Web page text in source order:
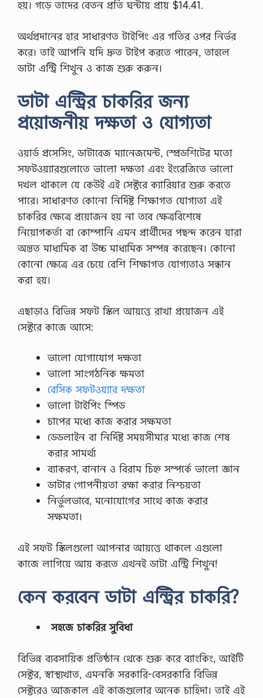
হয়। গড়ে তাদের বেতন প্রতি ঘন্টায় প্রায় $14.41.
অর্থপ্রদানের হার সাধারণত টাইপিং এর গতির ওপর নির্ভর
করে। তাই আপনি যদি দ্রুত টাইপ করতে পারেন, তাহলে
ডাটা এন্ট্রি শিখুন ও কাজ শুরু করুন।
ডাটা এন্ট্রির চাকরির জন্য
প্রয়োজনীয় দক্ষতা ও যোগ্যতা
ওয়ার্ড প্রসেসিং, ডাটাবেজ ম্যানেজমেন্ট, স্প্রেডশিটের মতো
সফটওয়্যারগুলোতে ভালো দক্ষতা এবং ইংরেজিতে ভালো
দখল থাকলে যে কেউই এই সেক্টরে ক্যারিয়ার শুরু করতে
পারে। সাধারণত কোনো নির্দিষ্ট শিক্ষাগত যোগ্যতা এই
চাকরির ক্ষেত্রে প্রয়োজন হয় না তবে ক্ষেত্রবিশেষে
নিয়োগকর্তা বা কোম্পানি এমন প্রার্থীদের পছন্দ করেন যারা
অন্তত মাধ্যমিক বা উচ্চ মাধ্যমিক সম্পন্ন করেছেন। কোনো
কোনো ক্ষেত্রে এর চেয়ে বেশি শিক্ষাগত যোগ্যতাও সন্ধান
করা হয়।
এছাড়াও বিভিন্ন সফট স্কিল আয়ত্তে রাখা প্রয়োজন এই
সেক্টরে কাজে আসে:
ভালো যোগাযোগ দক্ষতা
ভালো সাংগঠনিক ক্ষমতা
বেসিক সফটওয়্যার দক্ষতা
ভালো টাইপিং স্পিড
চাপের মধ্যে কাজ করার সক্ষমতা
ডেডলাইন বা নির্দিষ্ট সময়সীমার মধ্যে কাজ শেষ
করার সামর্থ্য
ব্যাকরণ, বানান ও বিরাম চিহ্ন সম্পর্কে ভালো জ্ঞান
ডাটার গোপনীয়তা রক্ষা করার নিশ্চয়তা
নির্ভুলভাবে, মনোযোগের সাথে কাজ করার
সক্ষমতা।
এই সফট স্কিলগুলো আপনার আয়ত্তে থাকলে এগুলো
কাজে লাগিয়ে আয় করতে এখনই ডাটা এন্ট্রি শিখুন!
কেন করবেন ডাটা এন্ট্রির চাকরি?
সহজে চাকরির সুবিধা
বিভিন্ন ব্যবসায়িক প্রতিষ্ঠান থেকে শুরু করে ব্যাংকিং, আইটি
সেক্টর, স্বাস্থ্যখাত, এমনকি সরকারি-বেসরকারি বিভিন্ন
সেক্টরেও আজকাল এই কাজগুলোর অনেক চাহিদা। তাই এই